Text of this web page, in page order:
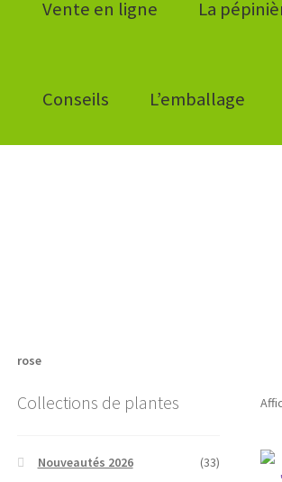
Vente en ligne La
Conseils L’emballage
rose
Collections de plantes
Nouveautés 2026
(33)